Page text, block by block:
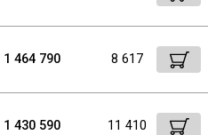
1 464 790 8 617
1 430 590 11 410